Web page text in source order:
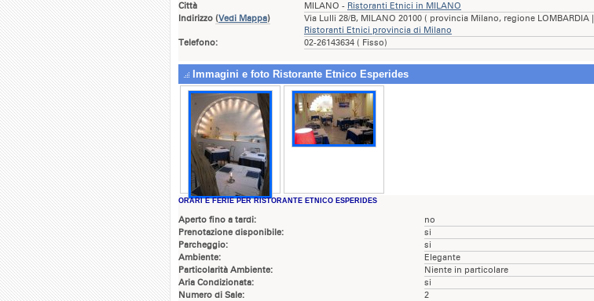
Città
MILANO - Ristoranti Etnici in MILANO
Indirizzo (Vedi Mappa)
Via Lulli 28/B, MILANO 20100 ( provincia Milano, regione LOMBARDIA |
Ristoranti Etnici provincia di Milano
Telefono:
02-26143634 ( Fisso)
Immagini e foto Ristorante Etnico Esperides
ORARI E FERIE PER RISTORANTE ETNICO ESPERIDES
Aperto fino a tardi:
no
Prenotazione disponibile:
si
Parcheggio:
si
Ambiente:
Elegante
Particolarità Ambiente:
Niente in particolare
Aria Condizionata:
si
Numero di Sale:
2